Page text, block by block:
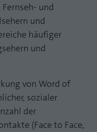
und
und
häufiger
und
von Word of
sozialer
der
(Face to Face,